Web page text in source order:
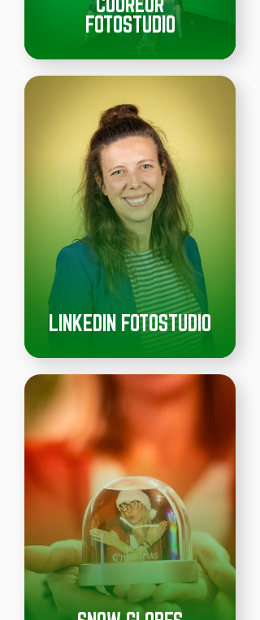
FOTOSTUDIO
LINKEDIN FOTOSTUDIO